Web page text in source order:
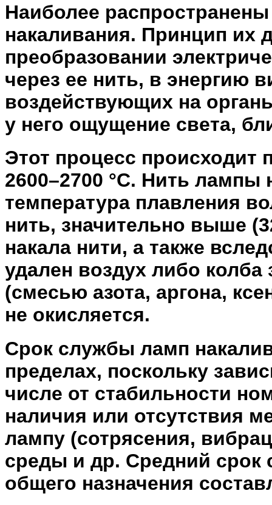
Наиболее
накаливания. Принцип их
преобразовании
через ее нить, в энергию
воздействующих на
у него ощущение света,
Этот процесс происходит
2600–2700 °C. Нить лампы
температура плавления
нить, значительно выше
накала нити, а также
удален воздух либо
(смесью азота, аргона,
не окисляется.
Срок службы ламп
пределах, поскольку
числе от стабильности
наличия или отсутствия
лампу (сотрясения,
среды и др. Средний срок
общего назначения